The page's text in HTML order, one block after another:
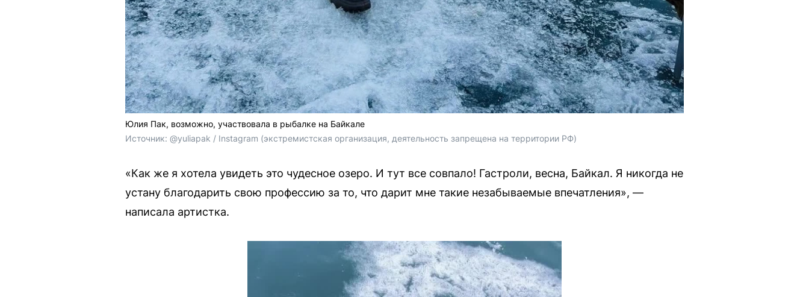
Юлия Пак, возможно, участвовала в рыбалке на Байкале
Источник: @yuliapak / Instagram (экстремистская организация, деятельность запрещена на территории РФ)
«Как же я хотела увидеть это чудесное озеро. И тут все совпало! Гастроли, весна, Байкал. Я никогда не
устану благодарить свою профессию за то, что дарит мне такие незабываемые впечатления», —
написала артистка.